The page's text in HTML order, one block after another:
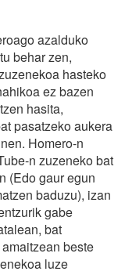
azalduko
behar zen,
hasteko
ez bazen
hasita,
pasatzeko aukera
Homero-n
n zuzeneko bat
(Edo gaur egun
baduzu), izan
gabe
bat
beste
luze